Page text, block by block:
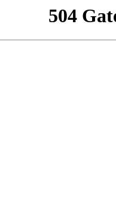
504